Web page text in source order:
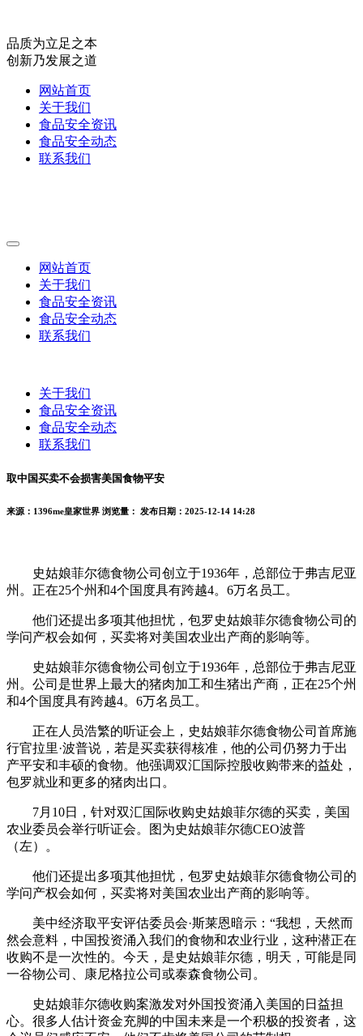
品质为立足之本
创新乃发展之道
网站首页
关于我们
食品安全资讯
食品安全动态
联系我们
网站首页
关于我们
食品安全资讯
食品安全动态
联系我们
关于我们
食品安全资讯
食品安全动态
联系我们
取中国买卖不会损害美国食物平安
来源：1396me皇家世界 浏览量： 发布日期：2025-12-14 14:28
史姑娘菲尔德食物公司创立于1936年，总部位于弗吉尼亚
州。正在25个州和4个国度具有跨越4。6万名员工。
他们还提出多项其他担忧，包罗史姑娘菲尔德食物公司的
学问产权会如何，买卖将对美国农业出产商的影响等。
史姑娘菲尔德食物公司创立于1936年，总部位于弗吉尼亚
州。公司是世界上最大的猪肉加工和生猪出产商，正在25个州
和4个国度具有跨越4。6万名员工。
正在人员浩繁的听证会上，史姑娘菲尔德食物公司首席施
行官拉里·波普说，若是买卖获得核准，他的公司仍努力于出
产平安和丰硕的食物。他强调双汇国际控股收购带来的益处，
包罗就业和更多的猪肉出口。
7月10日，针对双汇国际收购史姑娘菲尔德的买卖，美国
农业委员会举行听证会。图为史姑娘菲尔德CEO波普
（左）。
他们还提出多项其他担忧，包罗史姑娘菲尔德食物公司的
学问产权会如何，买卖将对美国农业出产商的影响等。
美中经济取平安评估委员会·斯莱恩暗示：“我想，天然而
然会意料，中国投资涌入我们的食物和农业行业，这种潜正在
收购不是一次性的。今天，是史姑娘菲尔德，明天，可能是同
一谷物公司、康尼格拉公司或泰森食物公司。
史姑娘菲尔德收购案激发对外国投资涌入美国的日益担
心。很多人估计资金充脚的中国未来是一个积极的投资者，这